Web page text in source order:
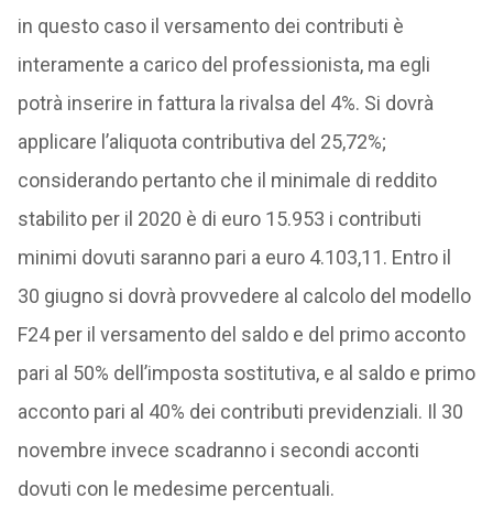
in questo caso il versamento dei contributi è
interamente a carico del professionista, ma egli
potrà inserire in fattura la rivalsa del 4%. Si dovrà
applicare l’aliquota contributiva del 25,72%;
considerando pertanto che il minimale di reddito
stabilito per il 2020 è di euro 15.953 i contributi
minimi dovuti saranno pari a euro 4.103,11. Entro il
30 giugno si dovrà provvedere al calcolo del modello
F24 per il versamento del saldo e del primo acconto
pari al 50% dell’imposta sostitutiva, e al saldo e primo
acconto pari al 40% dei contributi previdenziali. Il 30
novembre invece scadranno i secondi acconti
dovuti con le medesime percentuali.